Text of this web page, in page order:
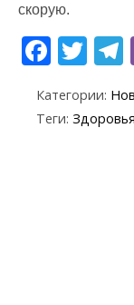
скорую.
F
ac
e
b
T
w
itt
er
Категории:
Теги: Здоровья